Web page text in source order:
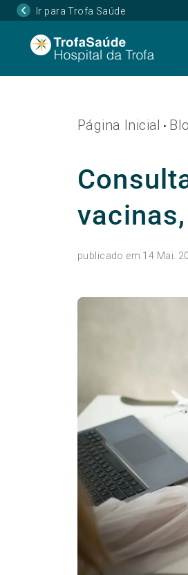
Ir para Trofa Saúde
Página Inicial •
publicado em 14 Mai.